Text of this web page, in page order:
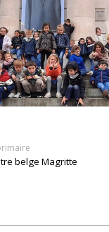
belge Magritte